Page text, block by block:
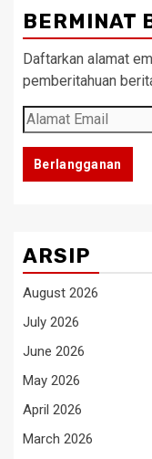
BERMINAT
Daftarkan alamat
pemberitahuan
Alamat
Email
Berlangganan
ARSIP
August 2026
July 2026
June 2026
May 2026
April 2026
March 2026